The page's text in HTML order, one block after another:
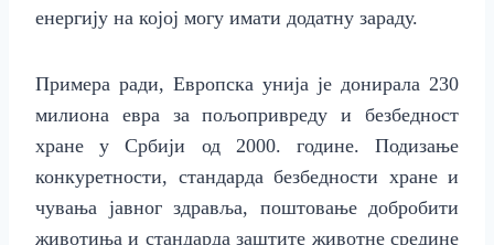
енергију на којој могу имати додатну зараду.
Примера ради, Европска унија је донирала 230
милиона евра за пољопривреду и безбедност
хране у Србији од 2000. године. Подизање
конкуретности, стандарда безбедности хране и
чувања јавног здравља, поштовање добробити
животиња и стандарда заштите животне средине